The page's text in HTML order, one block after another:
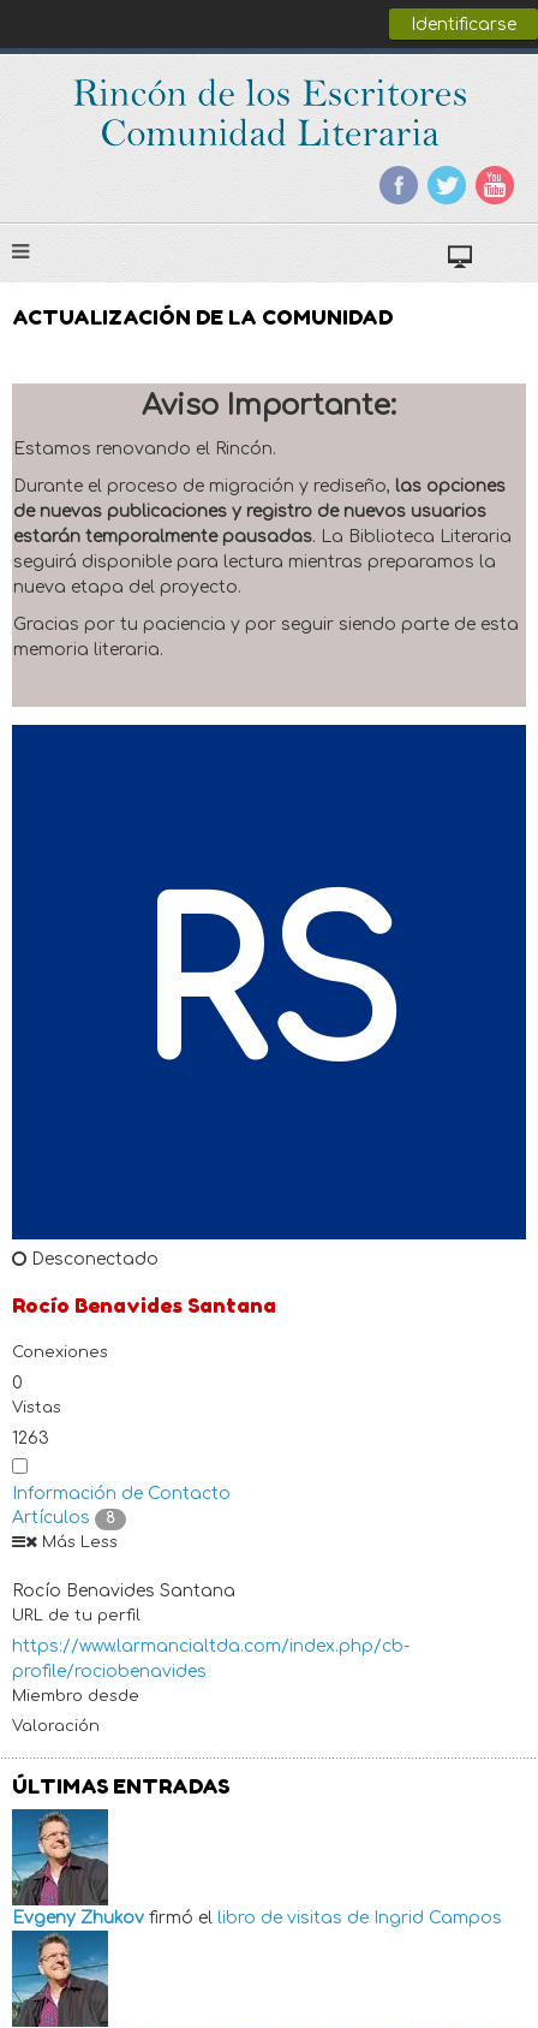
Identificarse
ACTUALIZACIÓN DE LA COMUNIDAD
Aviso Importante:
Estamos renovando el Rincón.
Durante el proceso de migración y rediseño, las opciones
de nuevas publicaciones y registro de nuevos usuarios
estarán temporalmente pausadas. La Biblioteca Literaria
seguirá disponible para lectura mientras preparamos la
nueva etapa del proyecto.
Gracias por tu paciencia y por seguir siendo parte de esta
memoria literaria.
RS
Desconectado
Rocío Benavides Santana
Conexiones
0
Vistas
1263
Información de Contacto
Artículos
8
Más Less
Rocío Benavides Santana
URL de tu perfil
https://www.larmancialtda.com/index.php/cb-
profile/rociobenavides
Miembro desde
Valoración
ÚLTIMAS ENTRADAS
Evgeny Zhukov firmó el libro de visitas de Ingrid Campos